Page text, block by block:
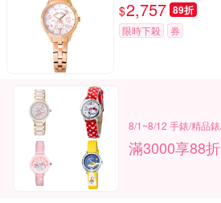
$2,757 89折
限時下殺 券
滿3000享88折